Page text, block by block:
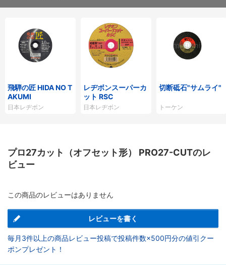
飛騨の匠 HIDA NO T
AKUMI
日本レヂボン
レヂボンスーパーカ
ット RSC
日本レヂボン
切断砥石"サムライ"
トーケン
プロ27カット（オフセット形） PRO27-CUTのレ
ビュー
この商品のレビューはありません
レビューを書く
毎月3件以上の商品レビュー投稿で投稿件数×500円分の値引クー
ポンプレゼント！